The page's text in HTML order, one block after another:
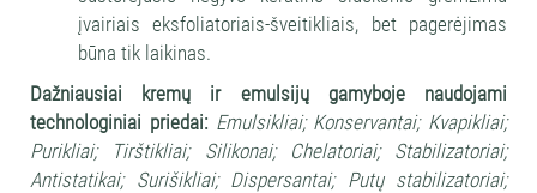
įvairiais eksfoliatoriais-šveitikliais, bet pagerėjimas
būna tik laikinas.
Dažniausiai kremų ir emulsijų gamyboje naudojami
technologiniai priedai: Emulsikliai; Konservantai; Kvapikliai;
Purikliai; Tirštikliai; Silikonai; Chelatoriai; Stabilizatoriai;
Antistatikai; Surišikliai; Dispersantai; Putų stabilizatoriai;